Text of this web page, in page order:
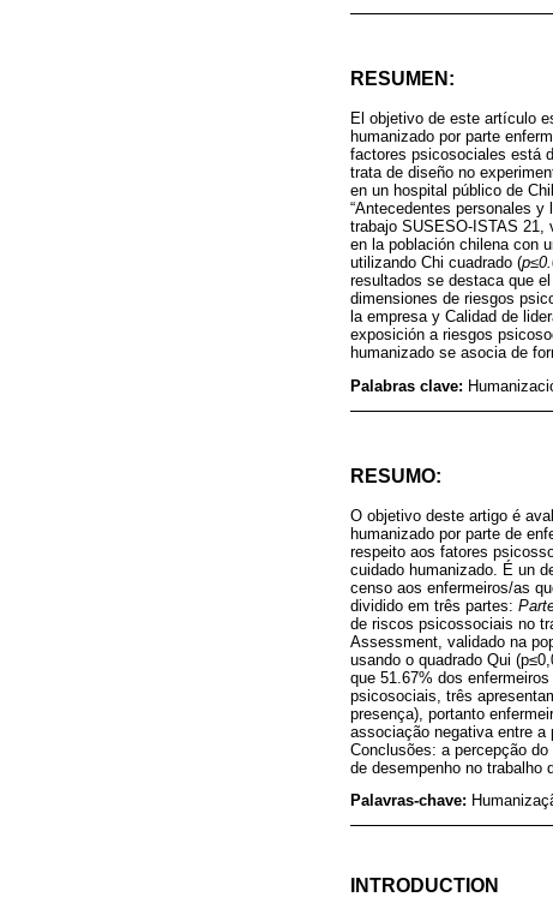
RESUMEN:
El objetivo de este artículo
humanizado por parte
factores psicosociales está
trata de diseño no
en un hospital público de
“Antecedentes personales y
trabajo SUSESO-ISTAS 21,
en la población chilena con
utilizando Chi cuadrado (
resultados se destaca que
dimensiones de riesgos
la empresa y Calidad de
exposición a riesgos
humanizado se asocia de
Palabras clave:
RESUMO:
O objetivo deste artigo é
humanizado por parte de
respeito aos fatores
cuidado humanizado. É un
censo aos enfermeiros/as
dividido em três partes:
de riscos psicossociais no
Assessment, validado na
usando o quadrado Qui
que 51.67% dos
psicosociais, três
presença), portanto
associação negativa entre a
Conclusões: a percepção
de desempenho no trabalho
Palavras-chave:
INTRODUCTION